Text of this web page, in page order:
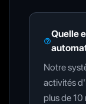
Quelle
Notre
activités
plus de 10